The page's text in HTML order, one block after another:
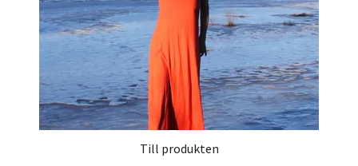
Till produkten